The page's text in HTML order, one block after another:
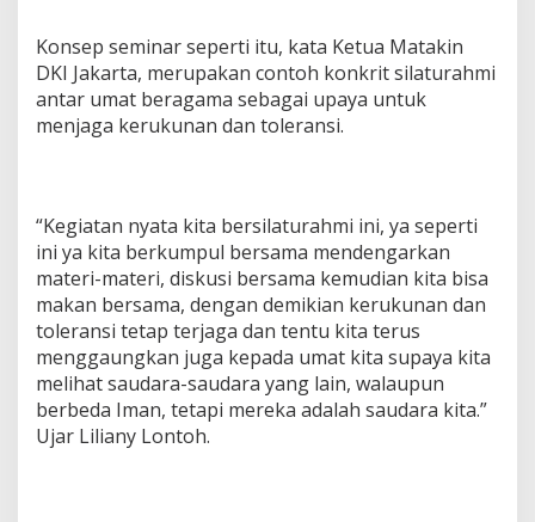
Konsep seminar seperti itu, kata Ketua Matakin
DKI Jakarta, merupakan contoh konkrit silaturahmi
antar umat beragama sebagai upaya untuk
menjaga kerukunan dan toleransi.
“Kegiatan nyata kita bersilaturahmi ini, ya seperti
ini ya kita berkumpul bersama mendengarkan
materi-materi, diskusi bersama kemudian kita bisa
makan bersama, dengan demikian kerukunan dan
toleransi tetap terjaga dan tentu kita terus
menggaungkan juga kepada umat kita supaya kita
melihat saudara-saudara yang lain, walaupun
berbeda Iman, tetapi mereka adalah saudara kita.”
Ujar Liliany Lontoh.